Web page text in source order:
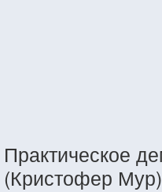
Практическое
(Кристофер Мур)